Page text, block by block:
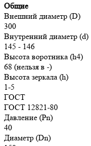
Общие
Внешний диаметр (D)
300
Внутренний диаметр (d)
145 - 146
Высота воротника (h4)
68 (нельзя в -)
Высота зеркала (h)
1-5
ГОСТ
ГОСТ 12821-80
Давление (Pn)
40
Диаметр (Dn)